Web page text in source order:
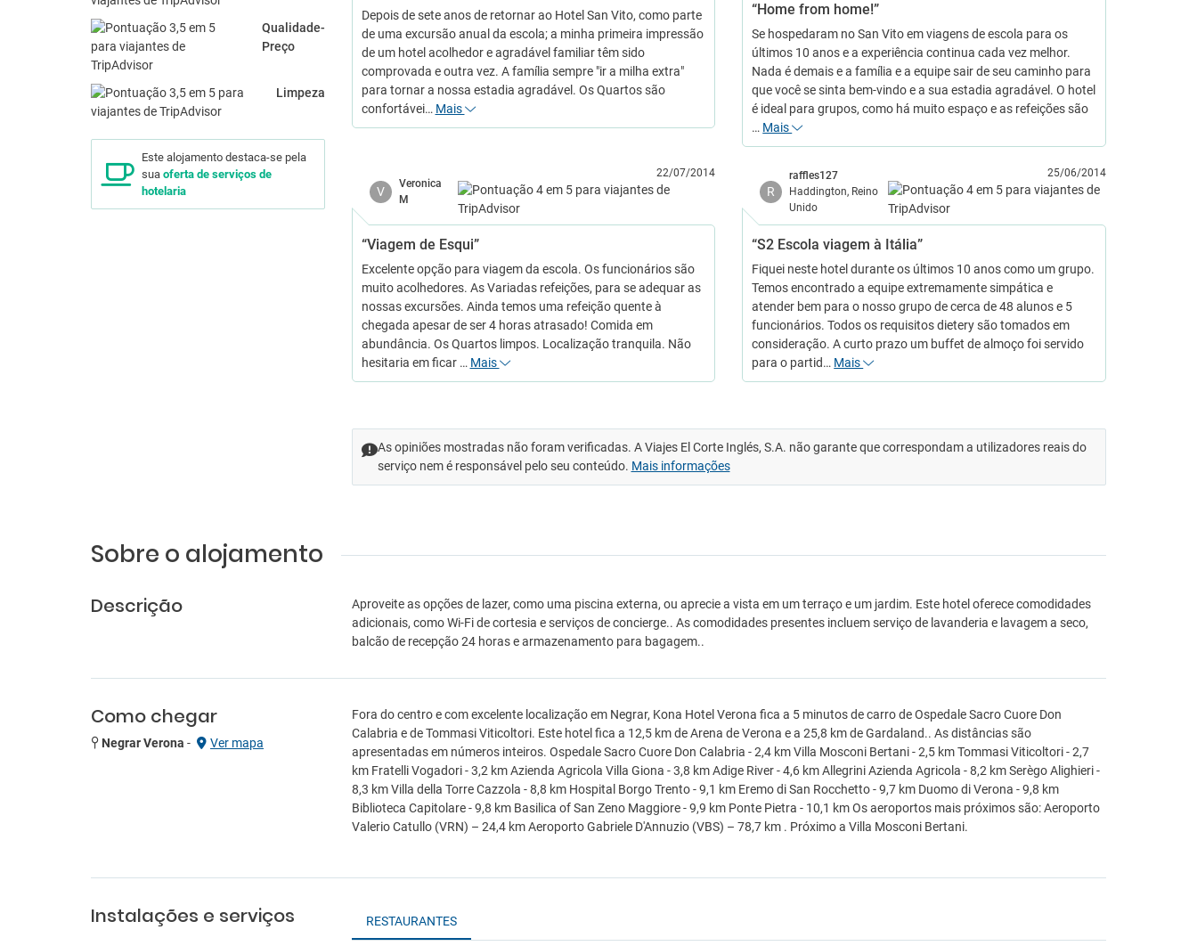
Qualidade-
Preço
Limpeza
Este alojamento destaca-se pela
sua oferta de serviços de
hotelaria
Depois de sete anos de retornar ao Hotel San Vito, como parte
de uma excursão anual da escola; a minha primeira impressão
de um hotel acolhedor e agradável familiar têm sido
comprovada e outra vez. A família sempre "ir a milha extra"
para tornar a nossa estadia agradável. Os Quartos são
confortávei… Mais
“Home from home!”
Se hospedaram no San Vito em viagens de escola para os
últimos 10 anos e a experiência continua cada vez melhor.
Nada é demais e a família e a equipe sair de seu caminho para
que você se sinta bem-vindo e a sua estadia agradável. O hotel
é ideal para grupos, como há muito espaço e as refeições são
… Mais
V
Veronica
M
22/07/2014
“Viagem de Esqui”
Excelente opção para viagem da escola. Os funcionários são
muito acolhedores. As Variadas refeições, para se adequar as
nossas excursões. Ainda temos uma refeição quente à
chegada apesar de ser 4 horas atrasado! Comida em
abundância. Os Quartos limpos. Localização tranquila. Não
hesitaria em ficar … Mais
R
raffles127
Haddington, Reino
Unido
25/06/2014
“S2 Escola viagem à Itália”
Fiquei neste hotel durante os últimos 10 anos como um grupo.
Temos encontrado a equipe extremamente simpática e
atender bem para o nosso grupo de cerca de 48 alunos e 5
funcionários. Todos os requisitos dietery são tomados em
consideração. A curto prazo um buffet de almoço foi servido
para o partid… Mais
As opiniões mostradas não foram verificadas. A Viajes El Corte Inglés, S.A. não garante que correspondam a utilizadores reais do
serviço nem é responsável pelo seu conteúdo. Mais informações
Sobre o alojamento
Descrição
Aproveite as opções de lazer, como uma piscina externa, ou aprecie a vista em um terraço e um jardim. Este hotel oferece comodidades
adicionais, como Wi-Fi de cortesia e serviços de concierge.. As comodidades presentes incluem serviço de lavanderia e lavagem a seco,
balcão de recepção 24 horas e armazenamento para bagagem..
Como chegar
Negrar Verona - Ver mapa
Fora do centro e com excelente localização em Negrar, Kona Hotel Verona fica a 5 minutos de carro de Ospedale Sacro Cuore Don
Calabria e de Tommasi Viticoltori. Este hotel fica a 12,5 km de Arena de Verona e a 25,8 km de Gardaland.. As distâncias são
apresentadas em números inteiros. Ospedale Sacro Cuore Don Calabria - 2,4 km Villa Mosconi Bertani - 2,5 km Tommasi Viticoltori - 2,7
km Fratelli Vogadori - 3,2 km Azienda Agricola Villa Giona - 3,8 km Adige River - 4,6 km Allegrini Azienda Agricola - 8,2 km Serègo Alighieri -
8,3 km Villa della Torre Cazzola - 8,8 km Hospital Borgo Trento - 9,1 km Eremo di San Rocchetto - 9,7 km Duomo di Verona - 9,8 km
Biblioteca Capitolare - 9,8 km Basilica of San Zeno Maggiore - 9,9 km Ponte Pietra - 10,1 km Os aeroportos mais próximos são: Aeroporto
Valerio Catullo (VRN) – 24,4 km Aeroporto Gabriele D'Annuzio (VBS) – 78,7 km . Próximo a Villa Mosconi Bertani.
Instalações e serviços RESTAURANTES